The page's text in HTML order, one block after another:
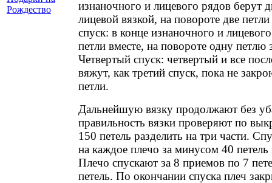
изнаночного и лицевого рядов берут
лицевой вязкой, на повороте две
спуск: в конце изнаночного и
петли вместе, на повороте одну петлю
Четвертый спуск: четвертый и все
вяжут, как третий спуск, пока не
петли.
Дальнейшую вязку продолжают без
правильность вязки проверяют по
150 петель разделить на три части.
на каждое плечо за минусом 40 петель
Плечо спускают за 8 приемов по 7
петель. По окончании спуска плеч
Рождество